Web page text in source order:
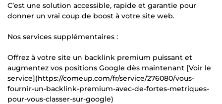
C’est une solution accessible, rapide et garantie pour
donner un vrai coup de boost à votre site web.
Nos services supplémentaires :
Offrez à votre site un backlink premium puissant et
augmentez vos positions Google dès maintenant [Voir le
service](https://comeup.com/fr/service/276080/vous-
fournir-un-backlink-premium-avec-de-fortes-metriques-
pour-vous-classer-sur-google)